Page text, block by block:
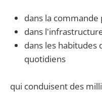
dans la commande
dans
dans les habitudes
quotidiens
qui conduisent des